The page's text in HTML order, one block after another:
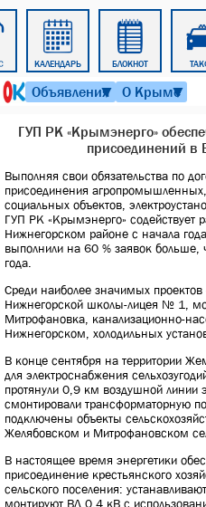
КАЛЕНДАРЬ БЛОКНОТ
Объявления
▼ О Крыме
▼
ГУП РК «Крымэнерго»
присоединений
Выполняя свои обязательства по
присоединения
социальных объектов,
ГУП РК «Крымэнерго» содействует
Нижнегорском районе с начала
выполнили на 60 % заявок
года.
Среди наиболее значимых проектов
Нижнегорской школы-лицея № 1,
Митрофановка, канализационно-
Нижнегорском, холодильных
В конце сентября на территории
для электроснабжения
протянули 0,9 км воздушной линии
смонтировали трансформаторную
подключены объекты
Желябовском и Митрофановском
В настоящее время энергетики
присоединение крестьянского
сельского поселения:
монтируют ВЛ 0,4 кВ с